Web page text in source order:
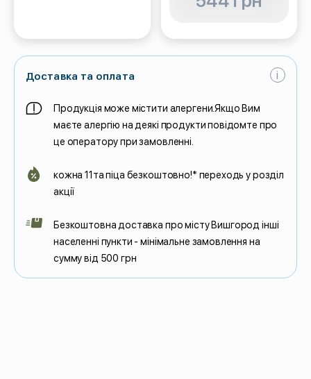
i
Доставка та оплата
Продукція може містити алергени.Якщо Вим
маєте алергію на деякі продукти повідомте про
це оператору при замовленні.
кожна 11та піца безкоштовно!* переходь у розділ
акції
Безкоштовна доставка про місту Вишгород інші
населенні пункти - мінімальне замовлення на
сумму від 500 грн